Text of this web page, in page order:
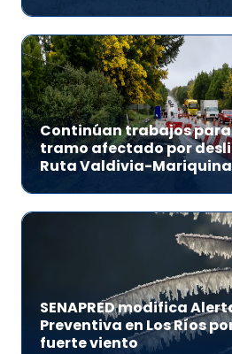
Continúan trabajos
tramo afectado por
Ruta Valdivia-Mariquina
SENAPRED modifica
Preventiva en Los Ríos
fuerte viento